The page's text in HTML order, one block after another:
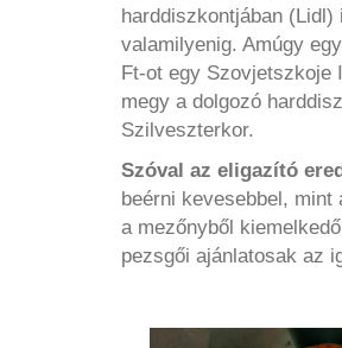
harddiszkontjában
valamilyenig. Amúgy
Ft-ot egy Szovjetszkoje
megy a dolgozó
Szilveszterkor.
Szóval az eligazító
beérni kevesebbel,
a mezőnyből
pezsgői ajánlatosak az